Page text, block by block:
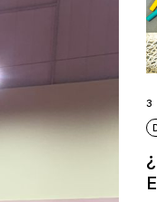
3